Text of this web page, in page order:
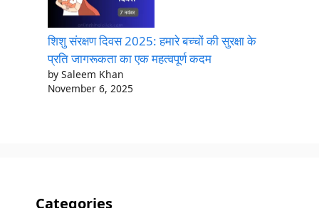
शिशु संरक्षण दिवस 2025: हमारे बच्चों की सुरक्षा के
प्रति जागरूकता का एक महत्वपूर्ण कदम
by Saleem Khan
November 6, 2025
Categories